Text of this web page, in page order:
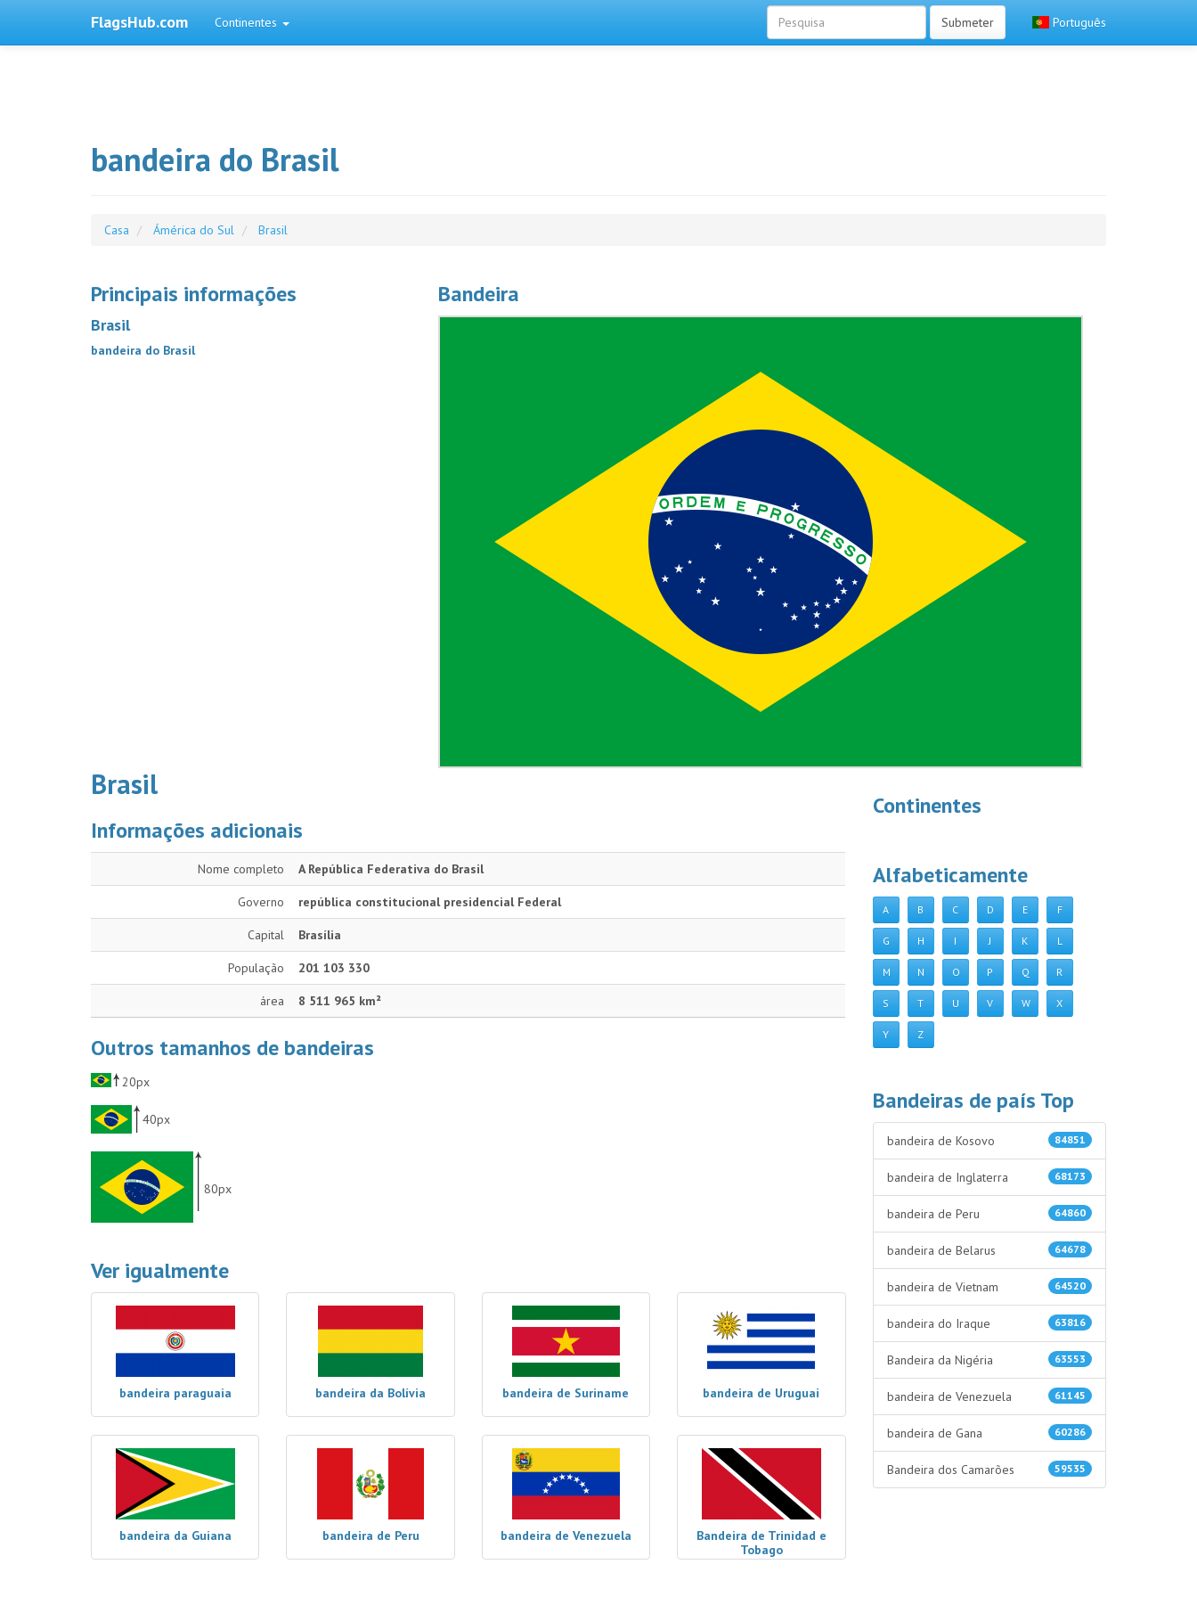
FlagsHub.com Continentes Português
Submeter
bandeira do Brasil
Casa Ámérica do Sul Brasil
Principais informações
Brasil
bandeira do Brasil
Bandeira
Brasil
Informações adicionais
Nome completo A República Federativa do Brasil
Governo república constitucional presidencial Federal
Capital Brasília
População 201 103 330
área 8 511 965 km²
Outros tamanhos de bandeiras
20px
40px
80px
Ver igualmente
bandeira paraguaia bandeira da Bolívia bandeira de Suriname bandeira de Uruguai
bandeira da Guiana bandeira de Peru bandeira de Venezuela
Bandeira de Trinidad e
Tobago
Continentes
Alfabeticamente
A B C D E F
G H I J K L
M N O P Q R
S T U V W X
Y Z
Bandeiras de país Top
84851
bandeira de Kosovo
68173
bandeira de Inglaterra
64860
bandeira de Peru
64678
bandeira de Belarus
64520
bandeira de Vietnam
63816
bandeira do Iraque
63553
Bandeira da Nigéria
61145
bandeira de Venezuela
60286
bandeira de Gana
59535
Bandeira dos Camarões